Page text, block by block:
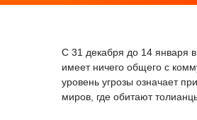
С 31 декабря до 14 января
имеет ничего общего с
уровень угрозы означает
миров, где обитают